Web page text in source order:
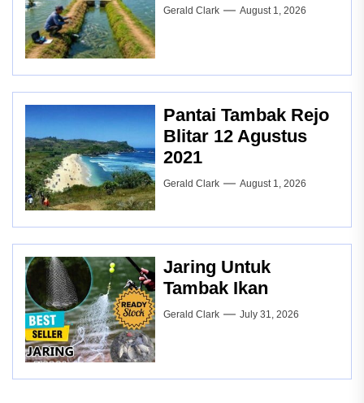
Gerald Clark August 1, 2026
Pantai Tambak Rejo
Blitar 12 Agustus
2021
Gerald Clark August 1, 2026
Jaring Untuk
Tambak Ikan
Gerald Clark July 31, 2026